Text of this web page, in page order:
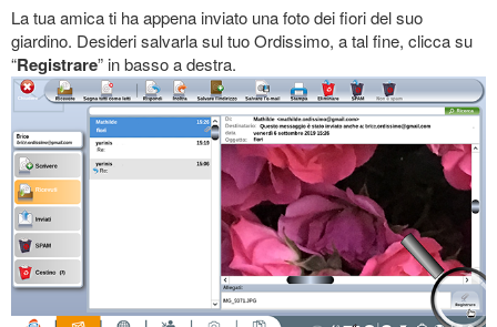
La tua amica ti ha appena inviato una foto dei fiori del suo
giardino. Desideri salvarla sul tuo Ordissimo, a tal fine, clicca su
“Registrare” in basso a destra.